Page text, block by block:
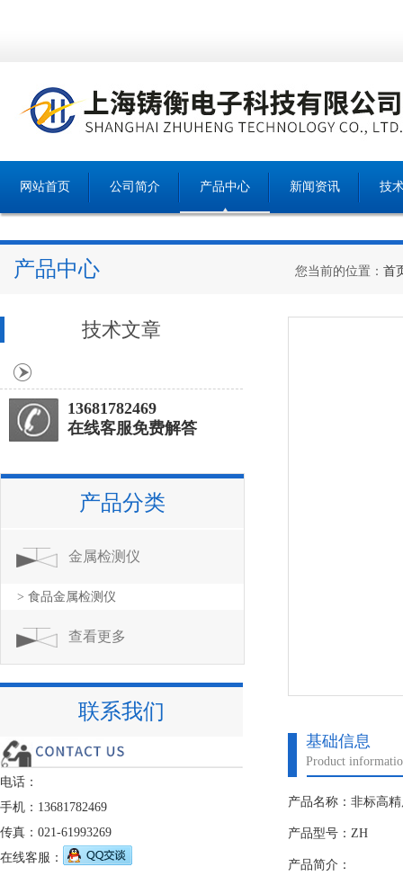
网站首页 公司简介 产品中心 新闻资讯 技
产品中心 您当前的位置： 首
基础信息
Product
产品名称：非标高
产品型号：ZH
产品简介：
技术文章
13681782469
在线客服免费解答
产品分类
金属检测仪
> 食品金属检测仪
查看更多
联系我们
电话：
手机：13681782469
传真：021-61993269
在线客服：